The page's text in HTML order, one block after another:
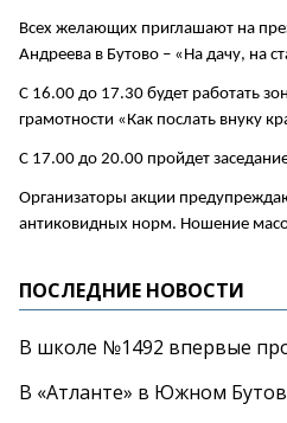
Всех желающих приглашают на
Андреева в Бутово – «На дачу, на
С 16.00 до 17.30 будет работать
грамотности «Как послать внуку
С 17.00 до 20.00 пройдет
Организаторы акции
антиковидных норм. Ношение
ПОСЛЕДНИЕ НОВОСТИ
В школе №1492 впервые
В «Атланте» в Южном